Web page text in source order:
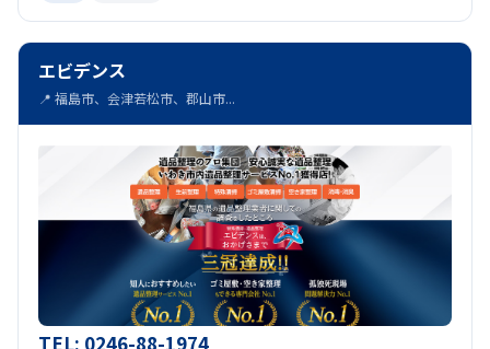
エビデンス
📍 福島市、会津若松市、郡山市...
TEL: 0246-88-1974